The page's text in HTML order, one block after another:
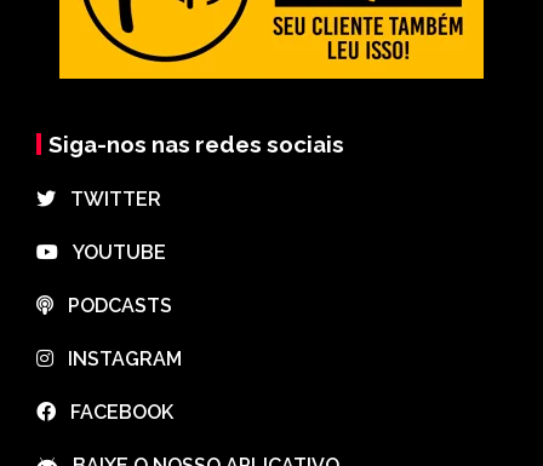
Siga-nos nas redes sociais
⠀TWITTER
⠀YOUTUBE
⠀PODCASTS
⠀INSTAGRAM
⠀FACEBOOK